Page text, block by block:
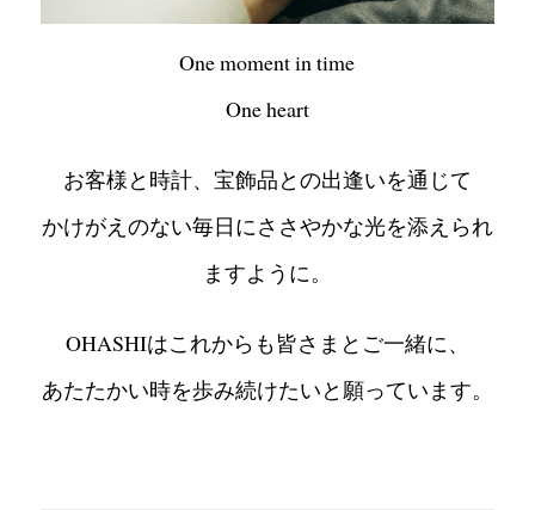
One moment in time
One heart
お客様と時計、宝飾品との出逢いを通じて
かけがえのない毎日にささやかな光を添えられ
ますように。
OHASHIはこれからも皆さまとご一緒に、
あたたかい時を歩み続けたいと願っています。